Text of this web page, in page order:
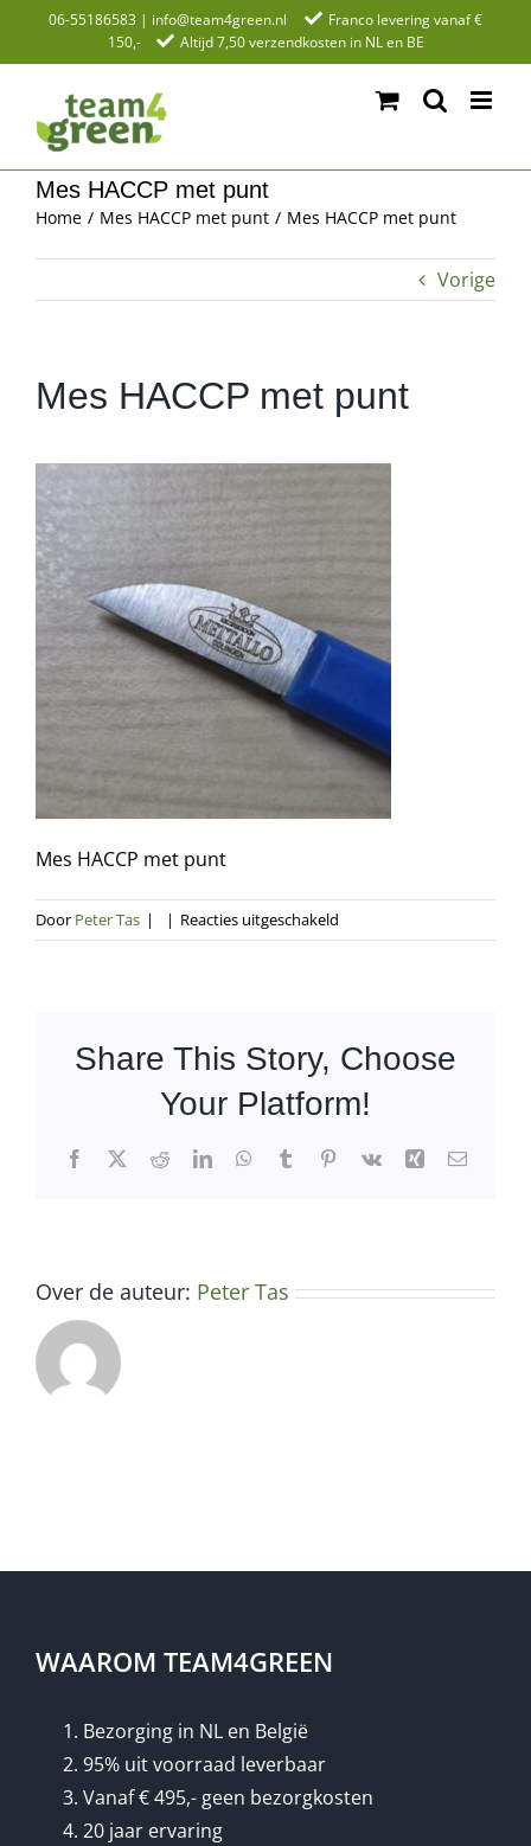
06-55186583 | info@team4green.nl
Franco levering vanaf €
150,-
Altijd 7,50 verzendkosten in NL en BE
Mes HACCP met punt
Home Mes HACCP met punt Mes HACCP met punt
Vorige
Mes HACCP met punt
Mes HACCP met punt
Door Peter Tas | | Reacties uitgeschakeld
Mes
Share This Story, Choose
Your Platform!
Facebook
X RedditLinkedInWhatsApp
TumblrPinterest
Vk Xing E-
Over de auteur: Peter Tas
WAAROM TEAM4GREEN
Bezorging in NL en België
95% uit voorraad leverbaar
Vanaf € 495,- geen bezorgkosten
20 jaar ervaring